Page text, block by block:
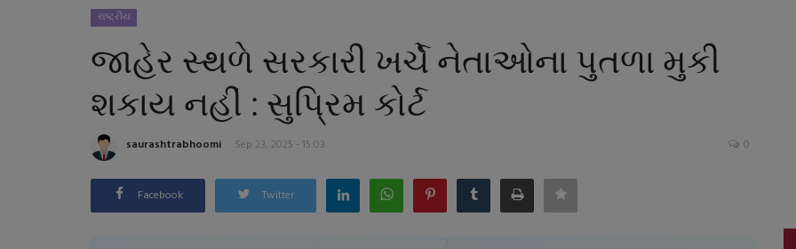
રાષ્ટ્રીય
જાહેર સ્થળે સરકારી ખર્ચે નેતાઓના પુતળા મુકી
શકાય નહીં : સુપ્રિમ કોર્ટ
saurashtrabhoomi Sep 23, 2025 - 15:03 0
Facebook Twitter